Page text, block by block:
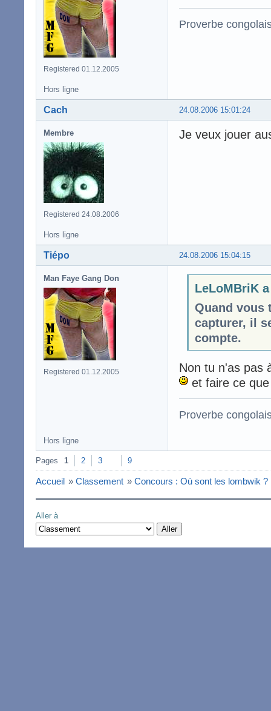
Registered 01.12.2005
Proverbe
Hors ligne
24.08.2006 15:01:24
Cach
Membre
Registered 24.08.2006
Je veux jouer
Hors ligne
24.08.2006 15:04:15
Tiépo
Man Faye Gang Don
Registered 01.12.2005
LeLoMBriK
Quand vous
capturer, il
compte.
Non tu n'as pas
et faire ce
Proverbe
Hors ligne
Pages 1 2 3 9
Accueil » Classement » Concours : Où sont les lombwik ?
Aller à